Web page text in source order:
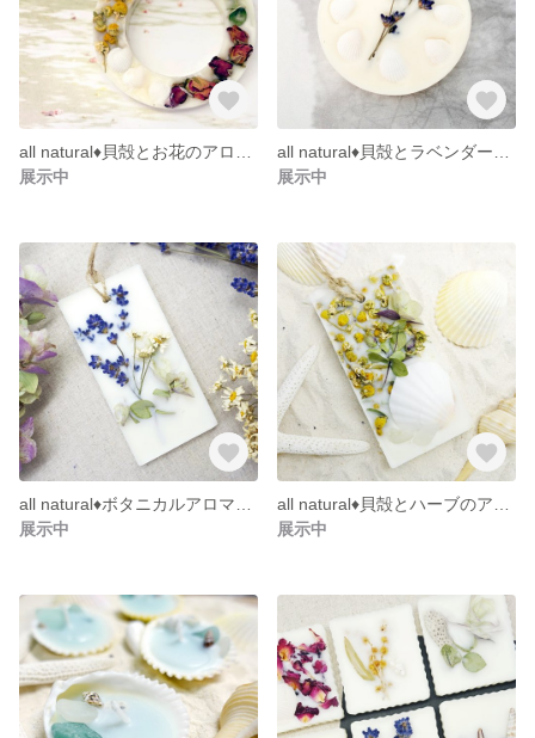
展示中
展示中
展示中
展示中